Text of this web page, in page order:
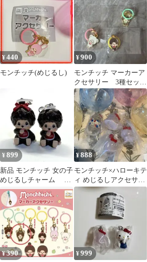
¥440
モンチッチ(めじるし)
¥900
モンチッチ マーカーア
クセサリー 3種セット
ガチャ
¥899
新品 モンチッチ 女の子
めじるしチャーム ア
ンブレラマーカー 2点
セット
¥888
モンチッチ×ハローキテ
ィ めじるしアクセサリ
ー ガチャ
¥390 ¥999